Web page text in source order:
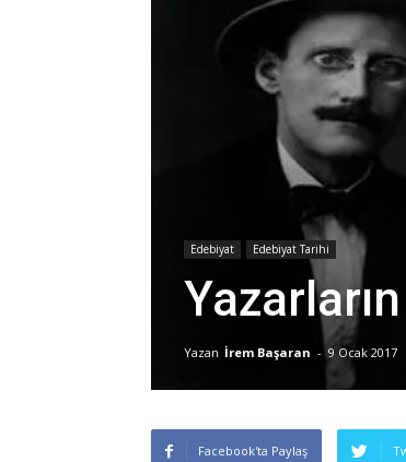
Edebiyat Edebiyat Tarihi
Yazan İrem Başaran - 9 Ocak 2017
Facebook'ta Paylaş